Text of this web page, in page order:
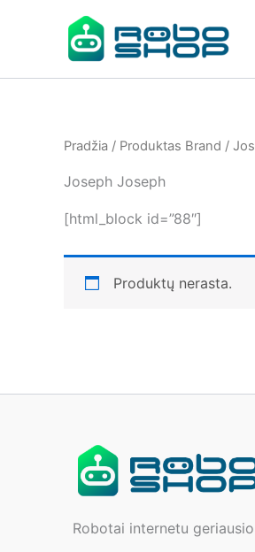
Pradžia / Produktas Brand /
Joseph Joseph
[html_block id=”88″]
Produktų nerasta.
Robotai internetu